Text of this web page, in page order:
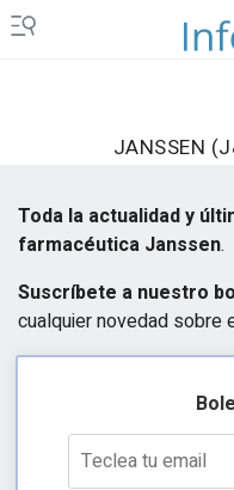
JANSSEN
Toda la actualidad y
farmacéutica Janssen.
Suscríbete a nuestro
cualquier novedad sobre